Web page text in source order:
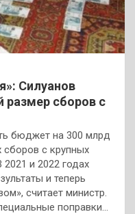
Силуанов
размер сборов с
бюджет на 300 млрд
сборов с крупных
и 2022 годах
и теперь
считает министр.
поправки…